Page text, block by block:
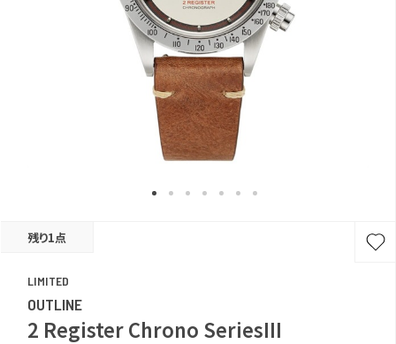
残り1点
LIMITED
OUTLINE
2 Register Chrono SeriesIII